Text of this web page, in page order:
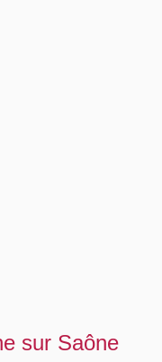
sur Saône